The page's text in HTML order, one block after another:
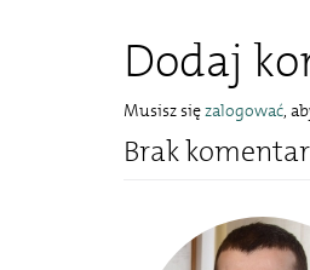
Dodaj
Musisz sięzalogować,
Brak